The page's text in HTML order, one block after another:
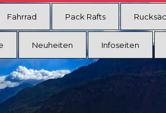
Fahrrad Pack Rafts
Neuheiten Infoseiten